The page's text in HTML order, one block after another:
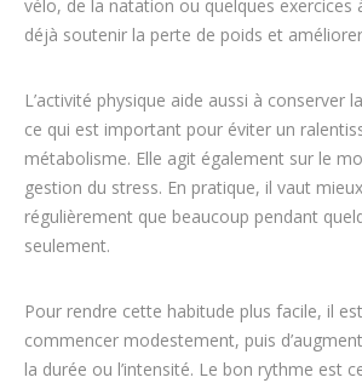
vélo, de la natation ou quelques exercices
déjà soutenir la perte de poids et améliorer
L’activité physique aide aussi à conserver
ce qui est important pour éviter un
métabolisme. Elle agit également sur le
gestion du stress. En pratique, il vaut
régulièrement que beaucoup pendant
seulement.
Pour rendre cette habitude plus facile, il
commencer modestement, puis
la durée ou l’intensité. Le bon rythme est